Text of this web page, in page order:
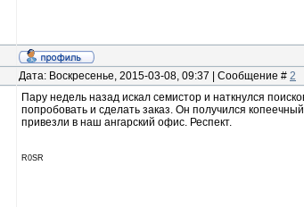
Дата: Воскресенье, 2015-03-08, 09:37 | Сообщение # 2
Пару недель назад искал семистор и наткнулся
попробовать и сделать заказ. Он получился
привезли в наш ангарский офис. Респект.
R0SR